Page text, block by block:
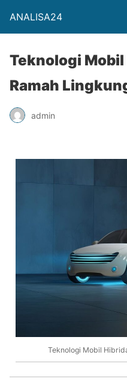
ANALISA24
Teknologi
Ramah
admin
Teknologi Mobil